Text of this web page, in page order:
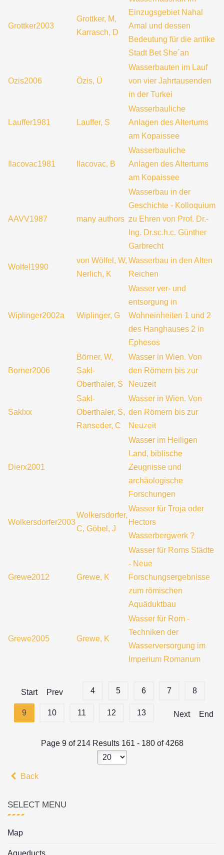
Grottker2003
Grottker, M,
Karrasch, D
Einzugsgebiet Nahal
Amal und dessen
Bedeutung für die antike
Stadt Bet She´an
Ozis2006 Özis, Ü
Wasserbauten im Lauf
von vier Jahrtausenden
in der Turkei
Lauffer1981 Lauffer, S
Wasserbauliche
Anlagen des Altertums
am Kopaissee
Ilacovac1981 Ilacovac, B
Wasserbauliche
Anlagen des Altertums
am Kopaissee
AAVV1987 many authors
Wasserbau in der
Geschichte - Kolloquium
zu Ehren von Prof. Dr.-
Ing. Dr.sc.h.c. Günther
Garbrecht
Wolfel1990
von Wölfel, W,
Nerlich, K
Wasserbau in den Alten
Reichen
Wiplinger2002a Wiplinger, G
Wasser ver- und
entsorgung in
Wohneinheiten 1 und 2
des Hanghauses 2 in
Ephesos
Borner2006
Börner, W,
Sakl-
Oberthaler, S
Wasser in Wien. Von
den Römern bis zur
Neuzeit
Saklxx
Sakl-
Oberthaler, S,
Ranseder, C
Wasser in Wien. Von
den Römern bis zur
Neuzeit
Dierx2001
Wasser im Heiligen
Land, biblische
Zeugnisse und
archäologische
Forschungen
Wolkersdorfer2003
Wolkersdorfer,
C, Göbel, J
Wasser für Troja oder
Hectors
Wasserbergwerk ?
Grewe2012 Grewe, K
Wasser für Roms Städte
- Neue
Forschungsergebnisse
zum römischen
Aquäduktbau
Grewe2005 Grewe, K
Wasser für Rom -
Techniken der
Wasserversorgung im
Imperium Romanum
Start Prev 4 5 6 7 8
9 10 11 12 13 Next End
Page 9 of 214 Results 161 - 180 of 4268
Back
SELECT MENU
Map